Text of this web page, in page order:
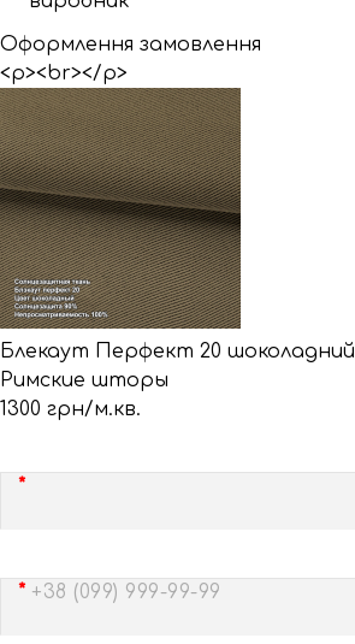
Оформлення замовлення
<p><br></p>
Блекаут Перфект 20 шоколадний
Римские шторы
1300 грн/м.кв.
+38 (099) 999-99-99